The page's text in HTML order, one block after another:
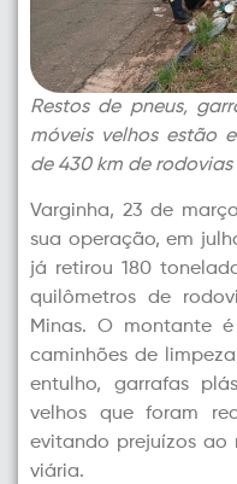
Restos de pneus,
móveis velhos estão
de 430 km de rodovias
Varginha, 23 de
sua operação, em
já retirou 180
quilômetros de
Minas. O montante
caminhões de
entulho, garrafas
velhos que foram
evitando prejuízos ao
viária.